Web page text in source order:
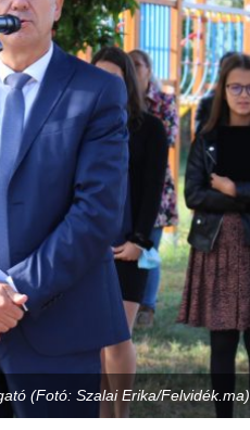
(Fotó: Szalai Erika/Felvidék.ma)